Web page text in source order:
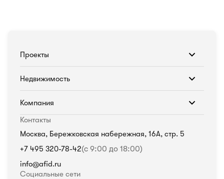
Проекты
Недвижимость
Компания
Контакты
Москва, Бережковская набережная, 16А, стр. 5
+7 495 320-78-42(с 9:00 до 18:00)
info@afid.ru
Социальные сети